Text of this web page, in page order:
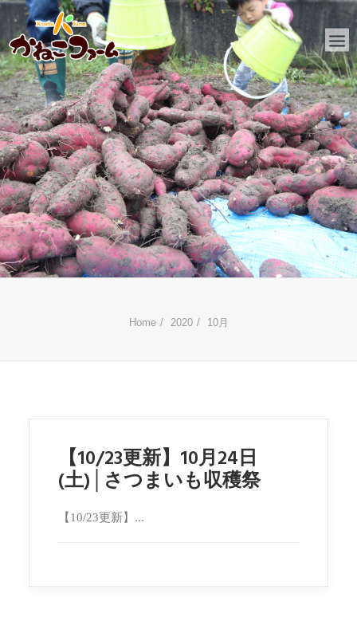
HOME
かねこファームとは
おしらせ
ファーム日記
金子工務店
リフォーム
Home 2020 10月
【10/23更新】10月24日
(土)│さつまいも収穫祭
【10/23更新】...